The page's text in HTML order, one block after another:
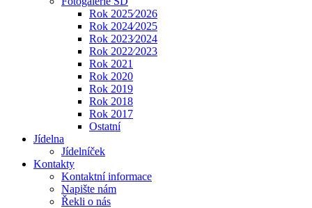
Rok 2025⁄2026
Rok 2024⁄2025
Rok 2023⁄2024
Rok 2022⁄2023
Rok 2021
Rok 2020
Rok 2019
Rok 2018
Rok 2017
Ostatní
Jídelna
Jídelníček
Kontakty
Kontaktní informace
Napište nám
Řekli o nás